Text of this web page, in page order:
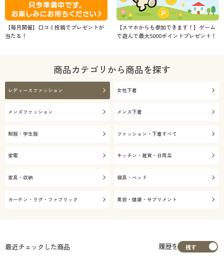
【毎月開催】口コミ投稿でプレゼントが
当たる！
【スマホからも参加できます！】ゲーム
で遊んで最大5000ポイントプレゼント！
商品カテゴリから商品を探す
レディースファッション 女性下着
メンズファッション メンズ下着
制服・学生服 ファッション・下着すべて
家電 キッチン・雑貨・日用品
家具・収納 寝具・ベッド
カーテン・ラグ・ファブリック 美容・健康・サプリメント
最近チェックした商品
履歴を